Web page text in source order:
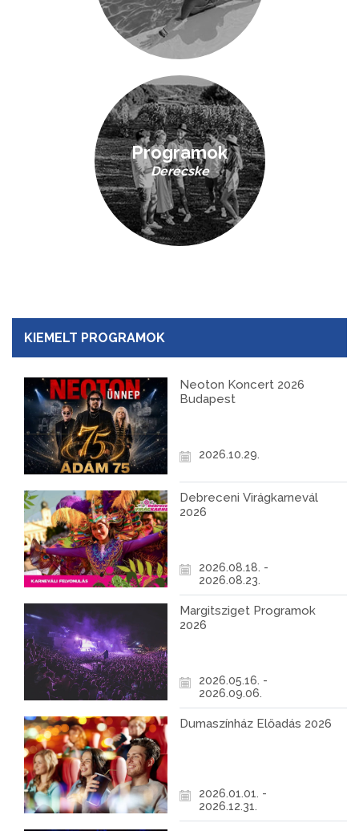
KIEMELT PROGRAMOK
Neoton Koncert 2026
Budapest
2026.10.29.
Debreceni Virágkarnevál
2026
2026.08.18. -
2026.08.23.
Margitsziget Programok
2026
2026.05.16. -
2026.09.06.
Dumaszínház Előadás 2026
2026.01.01. -
2026.12.31.
Programok
Derecske